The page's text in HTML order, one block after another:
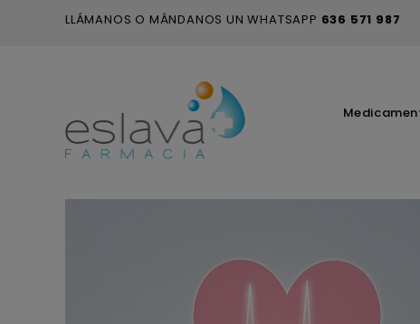
LLÁMANOS O MÁNDANOS UN WHATSAPP 636 571 987